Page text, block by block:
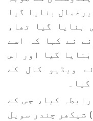
بنایا گیا
بنایا گیا تھا،
نے کہا کہ اسے
گیا اور اس
ویڈیو کال کے
کیا، جس کے
شیکھر چندر سویل